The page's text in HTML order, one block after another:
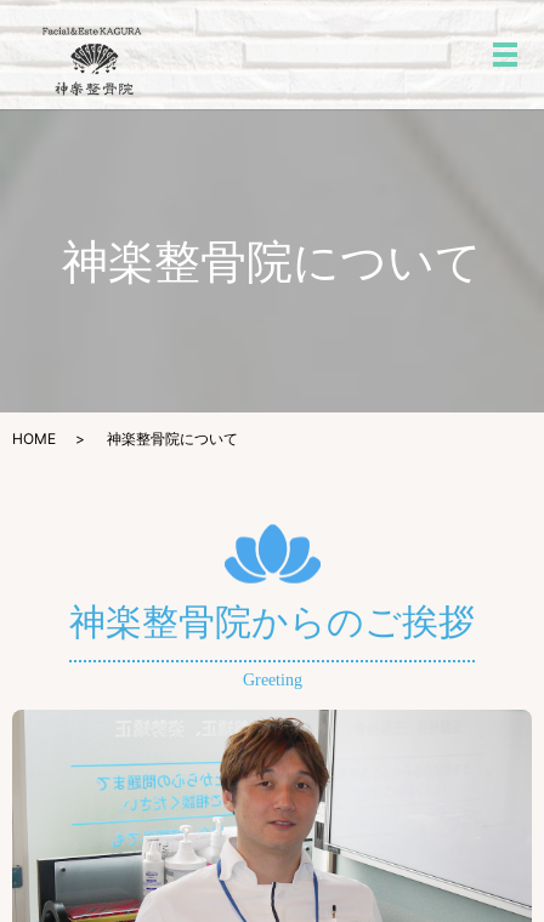
メ
神楽整骨院について
HOME 神楽整骨院について
神楽整骨院からのご挨拶
Greeting